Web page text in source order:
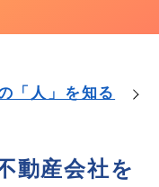
「人」を知る
動産会社を